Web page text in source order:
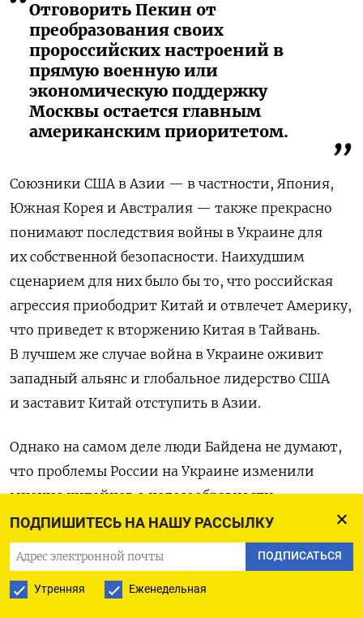
ПОДПИШИТЕСЬ НА НАШУ РАССЫЛКУ
ПОДПИСАТЬСЯ
Утренняя Еженедельная
Отговорить Пекин от
преобразования своих
пророссийских настроений в
прямую военную или
экономическую поддержку
Москвы остается главным
американским приоритетом.
Союзники США в Азии — в частности, Япония,
Южная Корея и Австралия — также прекрасно
понимают последствия войны в Украине для
их собственной безопасности. Наихудшим
сценарием для них было бы то, что российская
агрессия приободрит Китай и отвлечет Америку,
что приведет к вторжению Китая в Тайвань.
В лучшем же случае война в Украине оживит
западный альянс и глобальное лидерство США
и заставит Китай отступить в Азии.
Однако на самом деле люди Байдена не думают,
что проблемы России на Украине изменили
мнение китайцев о целесообразности
возможного вторжения в Тайвань. Китайцы,
по их мнению, больше заинтересованы в том,
чтобы выяснить, где Россия ошиблась,
и соответствующим образом скорректировать